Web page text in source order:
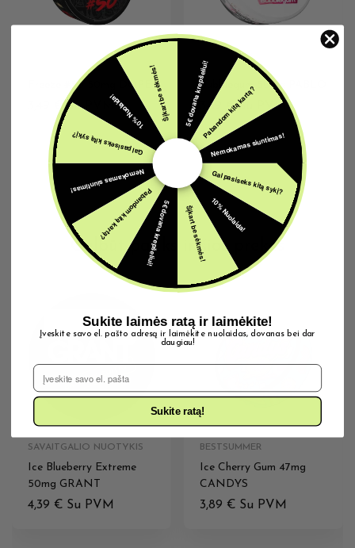
SAVAITGALIO NUOTYKIS
Freeze #50 50mg DOPE
€ Su PVM
SNUSAI
Bubblegum 50mg PABLO
3,59 € Su PVM
Galbūt patiks ir šios prekės
IŠPARDUOTA
SAVAITGALIO NUOTYKIS
Ice Blueberry Extreme
50mg GRANT
4,39 € Su PVM
IŠPARDUOTA
BESTSUMMER
Ice Cherry Gum 47mg
CANDYS
3,89 € Su PVM
5€ dovana krepšeliui!Pabandom kitą kartą?
Nemokamas siuntimas!
Gal pasiseks kitą sykį?
10% Nuolaida!
Šįkart be sėkmės!
5€ dovana krepšeliui!
Pabandom kitą kartą?
Nemokamas siuntimas!
Gal pasiseks kitą sykį?
10% Nuolaida!Šįkart be sėkmės!
Sukite laimės ratą ir laimėkite!
Įveskite savo el. pašto adresą ir laimėkite nuolaidas, dovanas bei dar
daugiau!
El. Pašto adresas
Sukite ratą!